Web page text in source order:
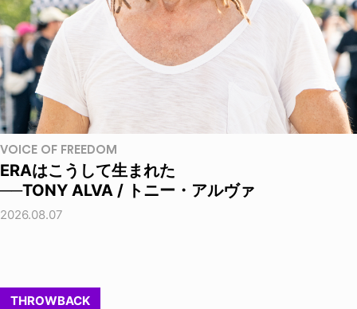
VOICE OF FREEDOM
ERAはこうして生まれた
──TONY ALVA / トニー・アルヴァ
2026.08.07
THROWBACK